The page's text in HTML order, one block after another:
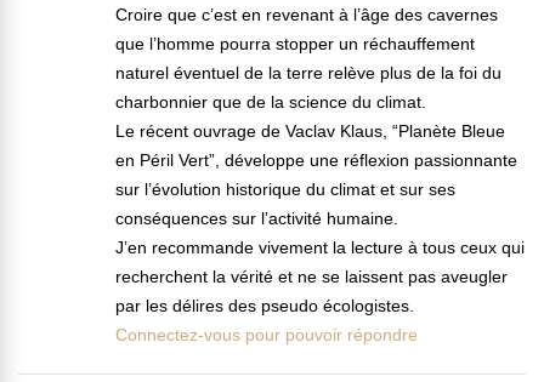
Croire que c’est en revenant à l’âge des cavernes
que l’homme pourra stopper un réchauffement
naturel éventuel de la terre relève plus de la foi du
charbonnier que de la science du climat.
Le récent ouvrage de Vaclav Klaus, “Planète Bleue
en Péril Vert”, développe une réflexion passionnante
sur l’évolution historique du climat et sur ses
conséquences sur l’activité humaine.
J’en recommande vivement la lecture à tous ceux qui
recherchent la vérité et ne se laissent pas aveugler
par les délires des pseudo écologistes.
Connectez-vous pour pouvoir répondre